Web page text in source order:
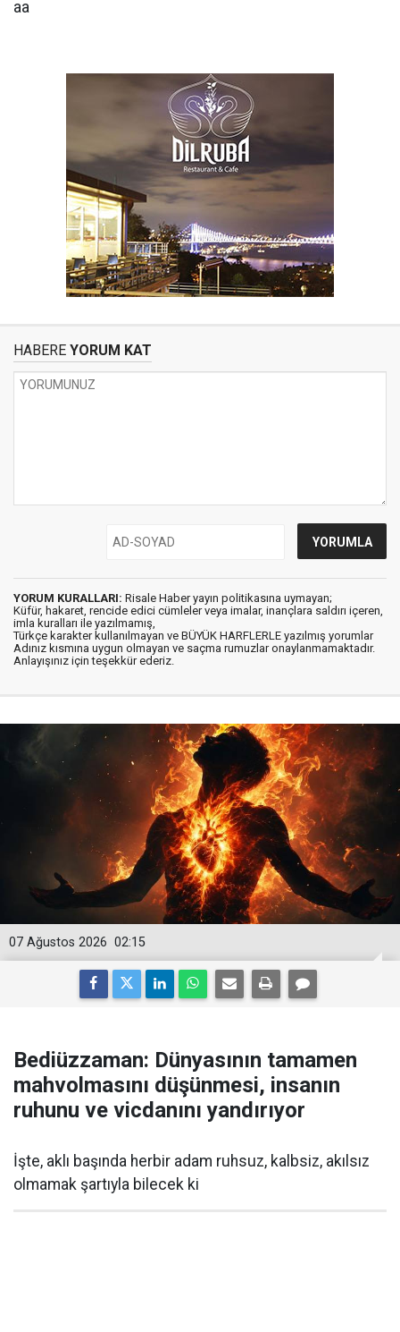
aa
HABERE YORUM KAT
YORUM KURALLARI: Risale Haber yayın politikasına uymayan;
Küfür, hakaret, rencide edici cümleler veya imalar, inançlara saldırı içeren,
imla kuralları ile yazılmamış,
Türkçe karakter kullanılmayan ve BÜYÜK HARFLERLE yazılmış yorumlar
Adınız kısmına uygun olmayan ve saçma rumuzlar onaylanmamaktadır.
Anlayışınız için teşekkür ederiz.
02:15
07 Ağustos 2026
Bediüzzaman: Dünyasının tamamen
mahvolmasını düşünmesi, insanın
ruhunu ve vicdanını yandırıyor
İşte, aklı başında herbir adam ruhsuz, kalbsiz, akılsız
olmamak şartıyla bilecek ki